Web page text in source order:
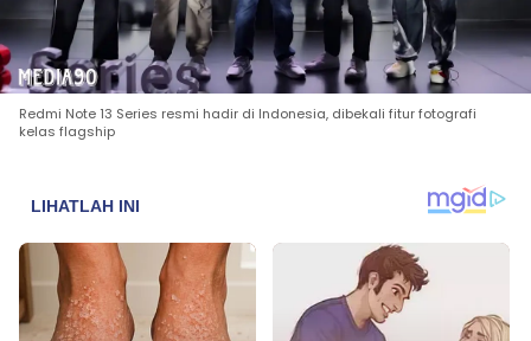
Redmi Note 13 Series resmi hadir di Indonesia, dibekali fitur fotografi
kelas flagship